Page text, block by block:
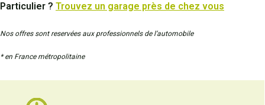
Particulier ? Trouvez un garage près de chez vous
Nos offres sont reservées aux professionnels de l’automobile
* en France métropolitaine